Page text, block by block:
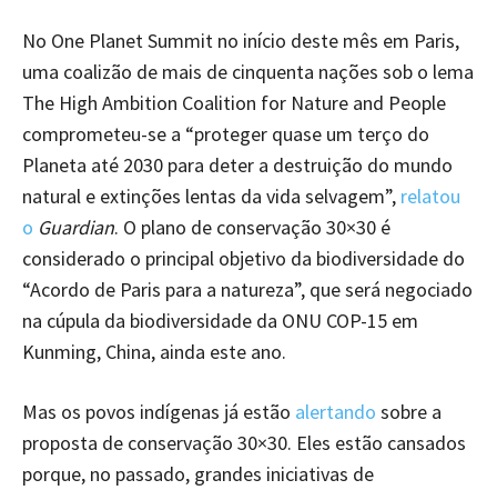
No One Planet Summit no início deste mês em Paris,
uma coalizão de mais de cinquenta nações sob o lema
The High Ambition Coalition for Nature and People
comprometeu-se a “proteger quase um terço do
Planeta até 2030 para deter a destruição do mundo
natural e extinções lentas da vida selvagem”, relatou
o Guardian. O plano de conservação 30×30 é
considerado o principal objetivo da biodiversidade do
“Acordo de Paris para a natureza”, que será negociado
na cúpula da biodiversidade da ONU COP-15 em
Kunming, China, ainda este ano.
Mas os povos indígenas já estão alertando sobre a
proposta de conservação 30×30. Eles estão cansados
porque, no passado, grandes iniciativas de